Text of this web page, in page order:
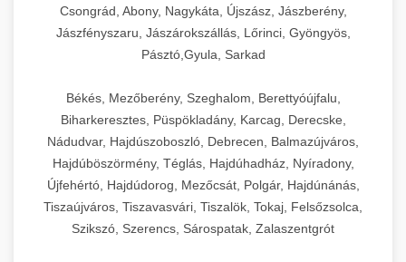
Csongrád, Abony, Nagykáta, Újszász, Jászberény,
Jászfényszaru, Jászárokszállás, Lőrinci, Gyöngyös,
Pásztó,Gyula, Sarkad
Békés, Mezőberény, Szeghalom, Berettyóújfalu,
Biharkeresztes, Püspökladány, Karcag, Derecske,
Nádudvar, Hajdúszoboszló, Debrecen, Balmazújváros,
Hajdúböszörmény, Téglás, Hajdúhadház, Nyíradony,
Újfehértó, Hajdúdorog, Mezőcsát, Polgár, Hajdúnánás,
Tiszaújváros, Tiszavasvári, Tiszalök, Tokaj, Felsőzsolca,
Szikszó, Szerencs, Sárospatak, Zalaszentgrót